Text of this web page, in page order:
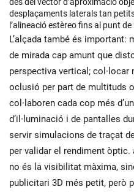
desplaçaments laterals tan
l’alineació estèreo fins al punt
L’alçada també és important:
de mirada cap amunt que
perspectiva vertical;
oclusió per part de multituds
col·laboren cada cop més
d’il·luminació i de pantalles
servir simulacions de traçat
per validar el rendiment òptic.
no és la visibilitat màxima,
publicitari 3D més petit, però